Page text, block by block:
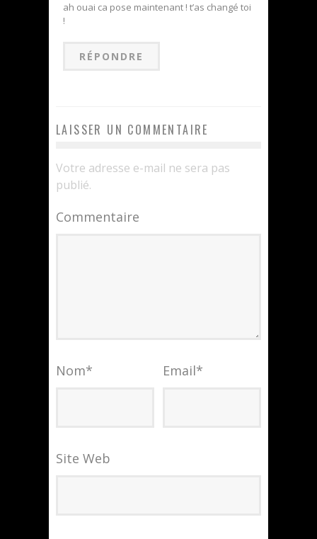
ah ouai ca pose maintenant ! t’as changé toi
!
RÉPONDRE
LAISSER UN COMMENTAIRE
Votre adresse e-mail ne sera pas
publié.
Commentaire
Nom* Email*
Site Web